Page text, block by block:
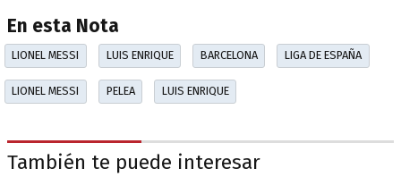
En esta Nota
LIONEL MESSI LUIS ENRIQUE BARCELONA LIGA DE ESPAÑA
LIONEL MESSI PELEA LUIS ENRIQUE
También te puede interesar